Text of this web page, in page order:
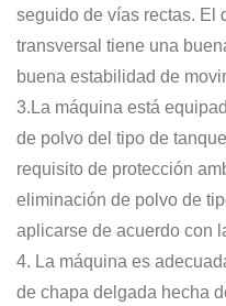
seguido de vías rectas. El
transversal tiene una
buena estabilidad de
3.La máquina está
de polvo del tipo de
requisito de protección
eliminación de polvo de
aplicarse de acuerdo con
4. La máquina es
de chapa delgada hecha